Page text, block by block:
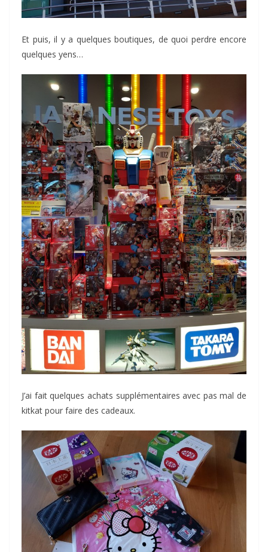
Et puis, il y a quelques boutiques, de quoi perdre encore
quelques yens…
J’ai fait quelques achats supplémentaires avec pas mal de
kitkat pour faire des cadeaux.